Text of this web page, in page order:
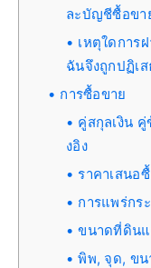
ละบัญชีซื้อขา
เหตุใดการ
ฉันจึงถูกปฏิเส
การซื้อขาย
คู่สกุลเงิน คู่
งอิง
ราคาเสนอ
การแพร่กร
ขนาดที่ดิน
พิพ, จุด, ข